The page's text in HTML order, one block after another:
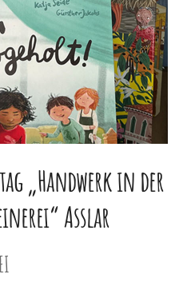
„Handwerk in der
Asslar